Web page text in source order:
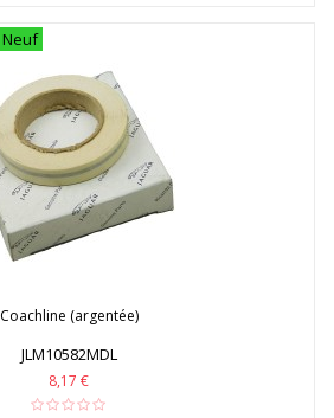
Neuf
Coachline (argentée)
JLM10582MDL
8,17 €